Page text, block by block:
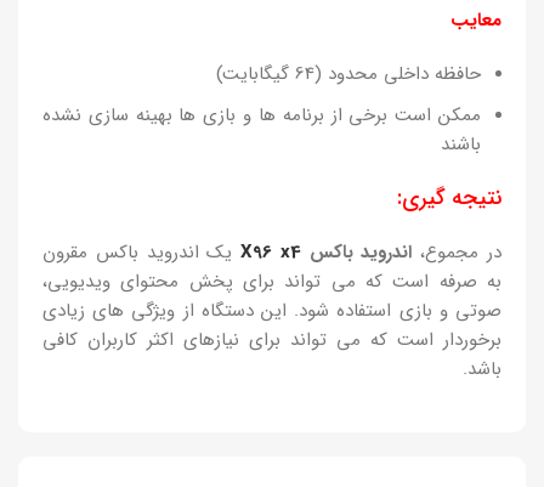
معایب
حافظه داخلی محدود (64 گیگابایت)
ممکن است برخی از برنامه ها و بازی ها بهینه سازی نشده
باشند
نتیجه گیری:
در مجموع، اندروید باکسX96 x4یک اندروید باکس مقرون
به صرفه است که می تواند برای پخش محتوای ویدیویی،
صوتی و بازی استفاده شود. این دستگاه از ویژگی های زیادی
برخوردار است که می تواند برای نیازهای اکثر کاربران کافی
باشد.